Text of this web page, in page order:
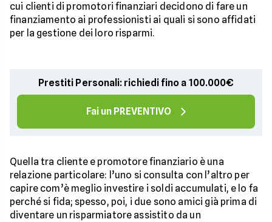
cui clienti di promotori finanziari decidono di fare un
finanziamento ai professionisti ai quali si sono affidati
per la gestione dei loro risparmi.
Prestiti Personali: richiedi fino a 100.000€
Fai un PREVENTIVO
Quella tra cliente e promotore finanziario è una
relazione particolare: l’uno si consulta con l’altro per
capire com’è meglio investire i soldi accumulati, e lo fa
perché si fida; spesso, poi, i due sono amici già prima di
diventare un risparmiatore assistito da un